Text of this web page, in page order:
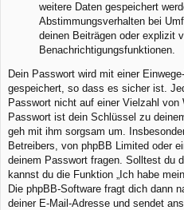
weitere Daten gespeichert
Abstimmungsverhalten bei
deinen Beiträgen oder explizit
Benachrichtigungsfunktionen.
Dein Passwort wird mit einer
gespeichert, so dass es sicher ist.
Passwort nicht auf einer Vielzahl von
Passwort ist dein Schlüssel zu
geh mit ihm sorgsam um.
Betreibers, von phpBB Limited oder
deinem Passwort fragen. Solltest du
kannst du die Funktion „Ich habe
Die phpBB-Software fragt dich dann
deiner E-Mail-Adresse und sendet